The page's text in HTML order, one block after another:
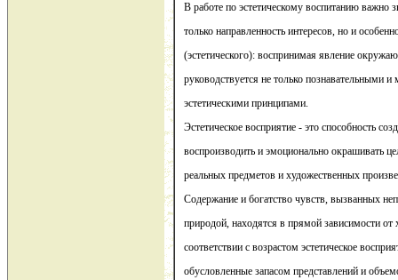
В работе по эстетическому воспитанию важно
только направленность интересов, но и
(эстетического): воспринимая явление
руководствуется не только познавательными
эстетическими принципами.
Эстетическое восприятие - это способность
воспроизводить и эмоционально окрашивать
реальных предметов и художественных
Содержание и богатство чувств, вызванных
природой, находятся в прямой зависимости от
соответствии с возрастом эстетическое
обусловленные запасом представлений и